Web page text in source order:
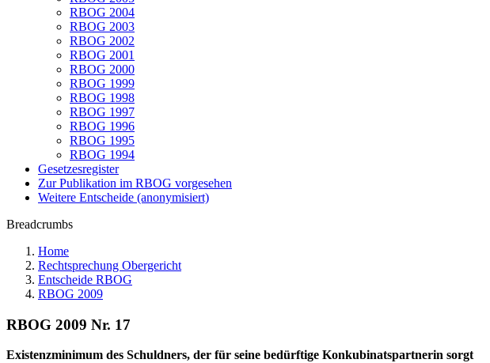
RBOG 2004
RBOG 2003
RBOG 2002
RBOG 2001
RBOG 2000
RBOG 1999
RBOG 1998
RBOG 1997
RBOG 1996
RBOG 1995
RBOG 1994
Gesetzesregister
Zur Publikation im RBOG vorgesehen
Weitere Entscheide (anonymisiert)
Breadcrumbs
Home
Rechtsprechung Obergericht
Entscheide RBOG
RBOG 2009
RBOG 2009 Nr. 17
Existenzminimum des Schuldners, der für seine bedürftige Konkubinatspartnerin sorgt